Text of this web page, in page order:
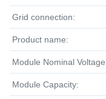
Grid connection:
Product name:
Module Nominal
Module Capacity: